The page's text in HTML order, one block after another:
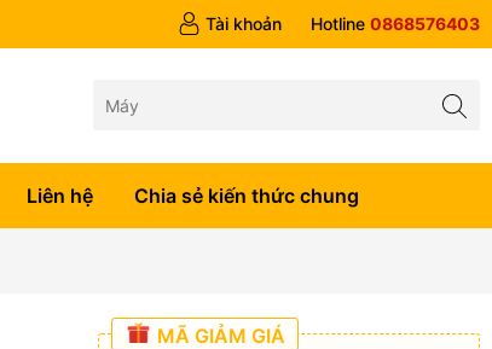
Tài khoản Hotline 0868576403
Liên hệ Chia sẻ kiến thức chung
MÃ GIẢM GIÁ